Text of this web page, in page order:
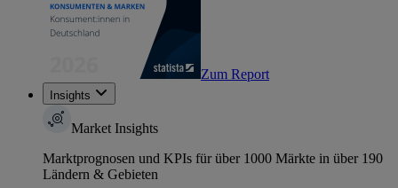
Zum Report
Insights
Market Insights
Marktprognosen und KPIs für über 1000 Märkte in über 190
Ländern & Gebieten